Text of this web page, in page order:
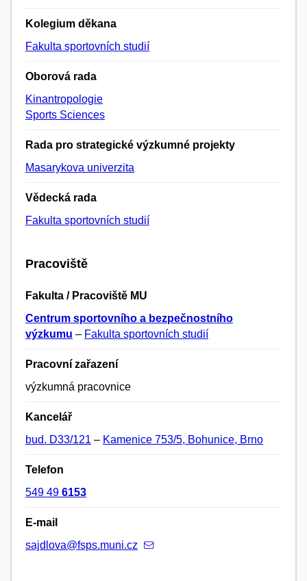
Kolegium děkana
Fakulta sportovních studií
Oborová rada
Kinantropologie
Sports Sciences
Rada pro strategické výzkumné projekty
Masarykova univerzita
Vědecká rada
Fakulta sportovních studií
Pracoviště
Fakulta / Pracoviště MU
Centrum sportovního a bezpečnostního
výzkumu – Fakulta sportovních studií
Pracovní zařazení
výzkumná pracovnice
Kancelář
bud. D33/121 – Kamenice 753/5, Bohunice, Brno
Telefon
549 49 6153
E-mail
sajdlova@fsps.muni.cz